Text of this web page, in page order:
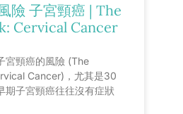
險 子宮頸癌 | The
Cervical Cancer
宮頸癌的風險 (The
Cancer)，尤其是30
期子宮頸癌往往沒有症狀